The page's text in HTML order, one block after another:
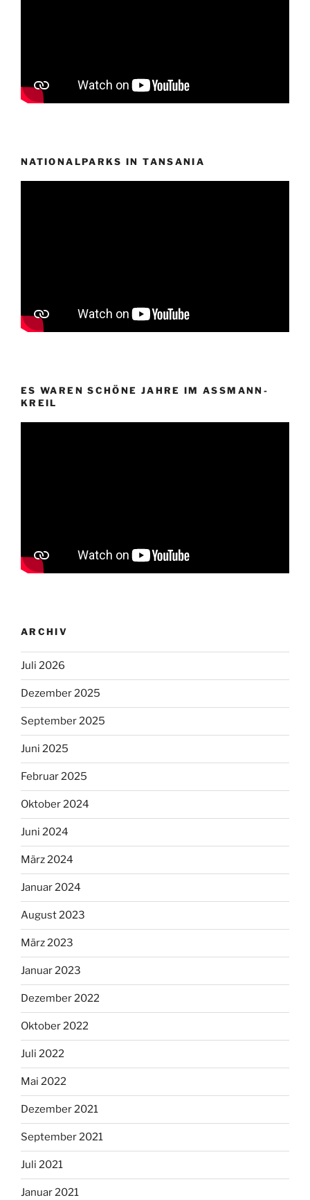
NATIONALPARKS IN TANSANIA
ES WAREN SCHÖNE JAHRE IM ASSMANN-
KREIL
ARCHIV
Juli 2026
Dezember 2025
September 2025
Juni 2025
Februar 2025
Oktober 2024
Juni 2024
März 2024
Januar 2024
August 2023
März 2023
Januar 2023
Dezember 2022
Oktober 2022
Juli 2022
Mai 2022
Dezember 2021
September 2021
Juli 2021
Januar 2021